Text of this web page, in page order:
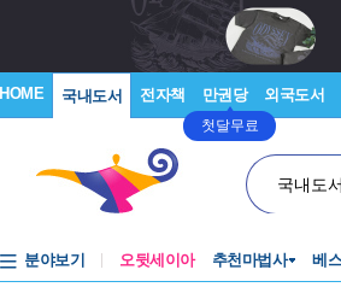
HOME 국내도서 전자책 만권당
첫달무료
외국도서
국내도
분야보기 오뒷세이아 추천마법사 베